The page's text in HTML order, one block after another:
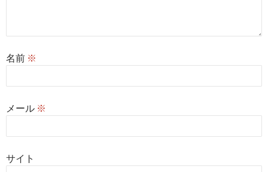
名前 ※
メール ※
サイト